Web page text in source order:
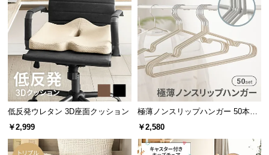
ブ
企
業
情
低反発ウレタン 3D座面クッション
￥2,999
極薄ノンスリップハンガー 50本セ
ット
￥2,580